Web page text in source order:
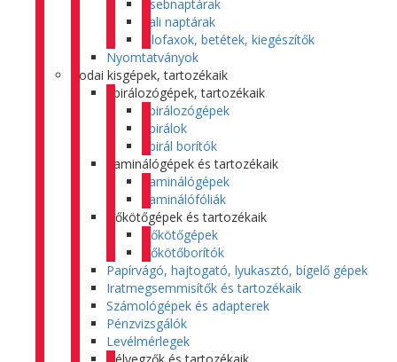
Zsebnaptárak
Fali naptárak
Filofaxok, betétek, kiegészítők
Nyomtatványok
Irodai kisgépek, tartozékaik
Spirálozógépek, tartozékaik
Spirálozógépek
Spirálok
Spirál borítók
Laminálógépek és tartozékaik
Laminálógépek
Laminálófóliák
Hőkötőgépek és tartozékaik
Hőkötőgépek
Hőkötőborítók
Papírvágó, hajtogató, lyukasztó, bígelő gépek
Iratmegsemmisítők és tartozékaik
Számológépek és adapterek
Pénzvizsgálók
Levélmérlegek